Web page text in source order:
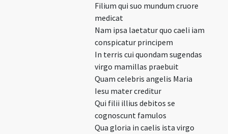
Filium qui suo mundum cruore
medicat
Nam ipsa laetatur quo caeli iam
conspicatur principem
In terris cui quondam sugendas
virgo mamillas praebuit
Quam celebris angelis Maria
Iesu mater creditur
Qui filii illius debitos se
cognoscunt famulos
Qua gloria in caelis ista virgo